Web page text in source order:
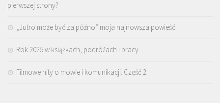
pierwszej strony?
„Jutro może być za późno” moja najnowsza powieść
Rok 2025 w książkach, podróżach i pracy
Filmowe hity o mowie i komunikacji. Część 2